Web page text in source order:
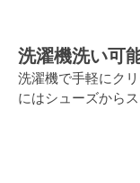
洗濯機洗い可
洗濯機で手軽にク
にはシューズから